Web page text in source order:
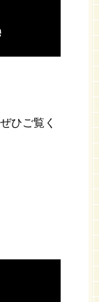
ひご覧く